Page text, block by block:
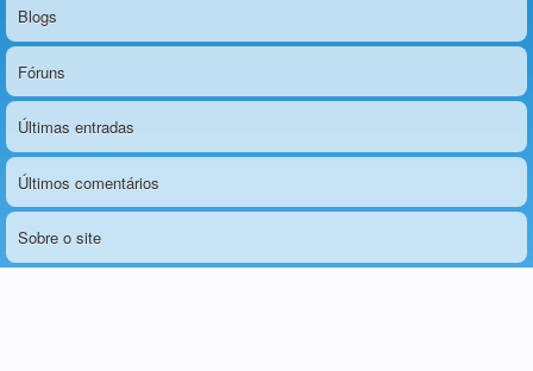
Blogs
Fóruns
Últimas entradas
Últimos comentários
Sobre o site